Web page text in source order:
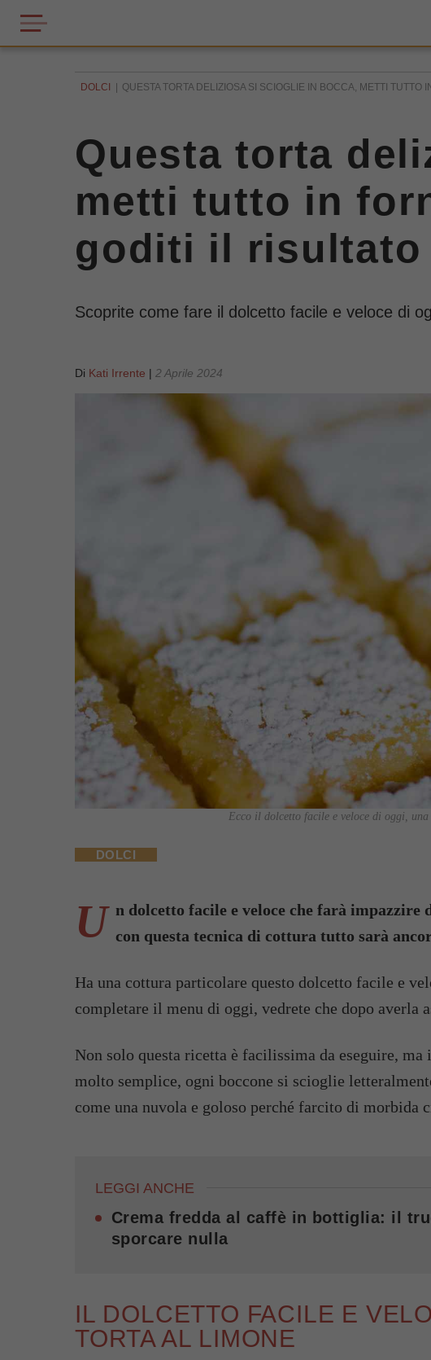
DOLCI QUESTA TORTA DELIZIOSA SI SCIOGLIE IN BOCCA, METTI TUTTO
Questa torta
metti tutto in
goditi il risultato
Scoprite come fare il dolcetto facile e veloce di
Di Kati Irrente | 2 Aprile 2024
Ecco il dolcetto facile e veloce di oggi,
DOLCI
U n dolcetto facile e veloce che farà
con questa tecnica di cottura tutto sarà
Ha una cottura particolare questo dolcetto facile e
completare il menu di oggi, vedrete che dopo averla
Non solo questa ricetta è facilissima da eseguire,
molto semplice, ogni boccone si scioglie
come una nuvola e goloso perché farcito di morbida
LEGGI ANCHE
Crema fredda al caffè in bottiglia: il
sporcare nulla
IL DOLCETTO FACILE E
TORTA AL LIMONE